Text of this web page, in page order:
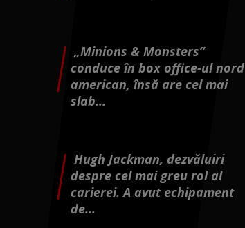
„Minions & Monsters”
conduce în box office-ul nord
american, însă are cel mai
slab...
Hugh Jackman, dezvăluiri
despre cel mai greu rol al
carierei. A avut echipament
de...